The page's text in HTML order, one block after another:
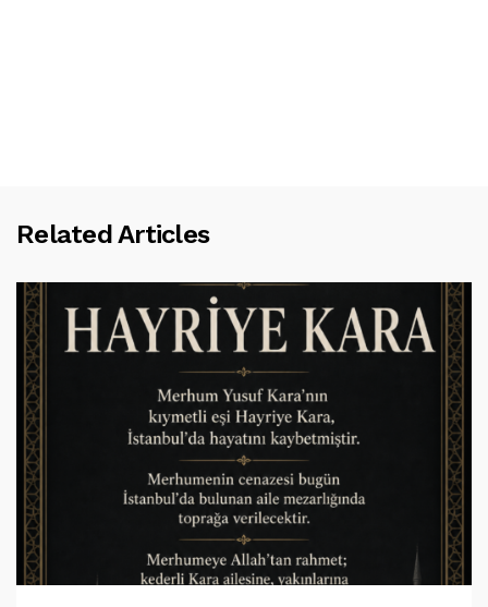
Related Articles